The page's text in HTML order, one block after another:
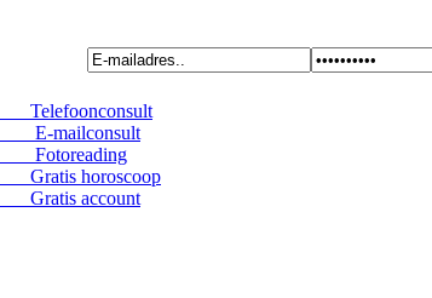
horoscoop
account